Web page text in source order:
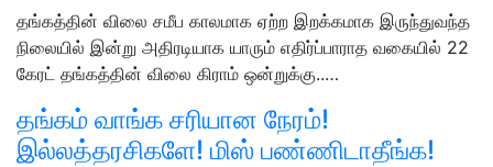
தங்கத்தின் விலை சமீப காலமாக ஏற்ற இறக்கமாக இருந்துவந்த
நிலையில் இன்று அதிரடியாக யாரும் எதிர்ப்பாராத வகையில் 22
கேரட் தங்கத்தின் விலை கிராம் ஒன்றுக்கு..…
தங்கம் வாங்க சரியான நேரம்!
இல்லத்தரசிகளே! மிஸ் பண்ணிடாதீங்க!